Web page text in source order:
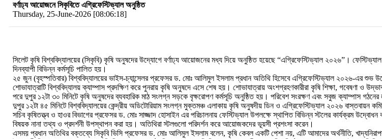
বর্ণাঢ্য আয়োজনে সিকৃবিতে এগ্রিফেস্টিভ্যাল অনুষ্ঠিত
Thursday, 25-June-2026 [08:06:18]
সিলেট কৃষি বিশ্ববিদ্যালয়ের (সিকৃবি) কৃষি অনুষদের উদ্যোগে বর্ণাঢ্য আয়োজনের মধ্য দিয়ে অনুষ্ঠিত হয়েছে “এগ্রিফেস্টিভ্যাল ২০২৬”। ফেস্টিভ্যাল
দিনব্যাপী বিভিন্ন কর্মসূচি পালিত হয়।
২৫ জুন (বৃহস্পতিবার) বিশ্ববিদ্যালয়ের ভাইস-চ্যান্সেলর প্রফেসর ড. মোঃ আলিমুল ইসলাম প্রধান অতিথি হিসেবে এগ্রিফেস্টিভ্যাল ২০২৬-এর
শোভাযাত্রাটি বিশ্ববিদ্যালয় ক্যাম্পাস প্রদক্ষিণ করে পুনরায় কৃষি অনুষদে এসে শেষ হয়। শোভাযাত্রায় অংশগ্রহণকারীরা কৃষি শিক্ষা, গবেষণা ও
পরে দুপুর ১২টা ৩০ মিনিটে কৃষি অনুষদের ব্যবহারিক মাঠ সংলগ্ন সড়কে বৃক্ষরোপণ কর্মসূচি অনুষ্ঠিত হয়। পরিবেশ সংরক্ষণ এবং সবুজ ক্যাম্পাস
দুপুর ১২টা ৪৫ মিনিটে বিশ্ববিদ্যালয়ের কেন্দ্রীয় অডিটোরিয়াম সংলগ্ন মুক্তমঞ্চ এলাকায় কৃষি অনুষদীয় ডিন ও এগ্রিফেস্টিভ্যাল ২০২৬
সচিব কৃষিতত্ত্ব ও হাওর বিভাগের প্রফেসর ড. মোঃ সাজ্জাদ হোসাইন এর পরিচালনায় ফেস্টিভ্যাল উপলক্ষে স্থাপিত বিভিন্ন স্টলের কার্যক্রম
বিষয়ক নানা তথ্য ও প্রদর্শনী উপস্থাপন করা হয়। অতিথিরা স্টলগুলো পরিদর্শন করে আয়োজকদের ভূয়সী প্রশংসা করেন।
এসময় প্রধান অতিথির বক্তব্যে সিকৃবি ভিসি প্রফেসর ড. মোঃ আলিমুল ইসলাম বলেন, কৃষি কেবল একটি পেশা নয়, এটি আমাদের অর্থনীতি,